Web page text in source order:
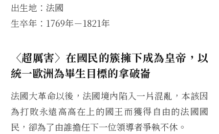
出生地：法國
生卒年：1769年－1821年
〈超厲害〉在國民的簇擁下成為皇帝，以
統一歐洲為畢生目標的拿破崙
法國大革命以後，法國境內陷入一片混亂，本該因
為打敗永遠高高在上的國王而獲得自由的法國國
民，卻為了由誰擔任下一位領導者爭執不休。